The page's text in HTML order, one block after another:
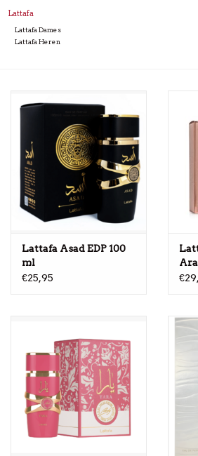
Lattafa
Lattafa Dames
Lattafa Heren
Lattafa Asad EDP 100
ml
€25,95